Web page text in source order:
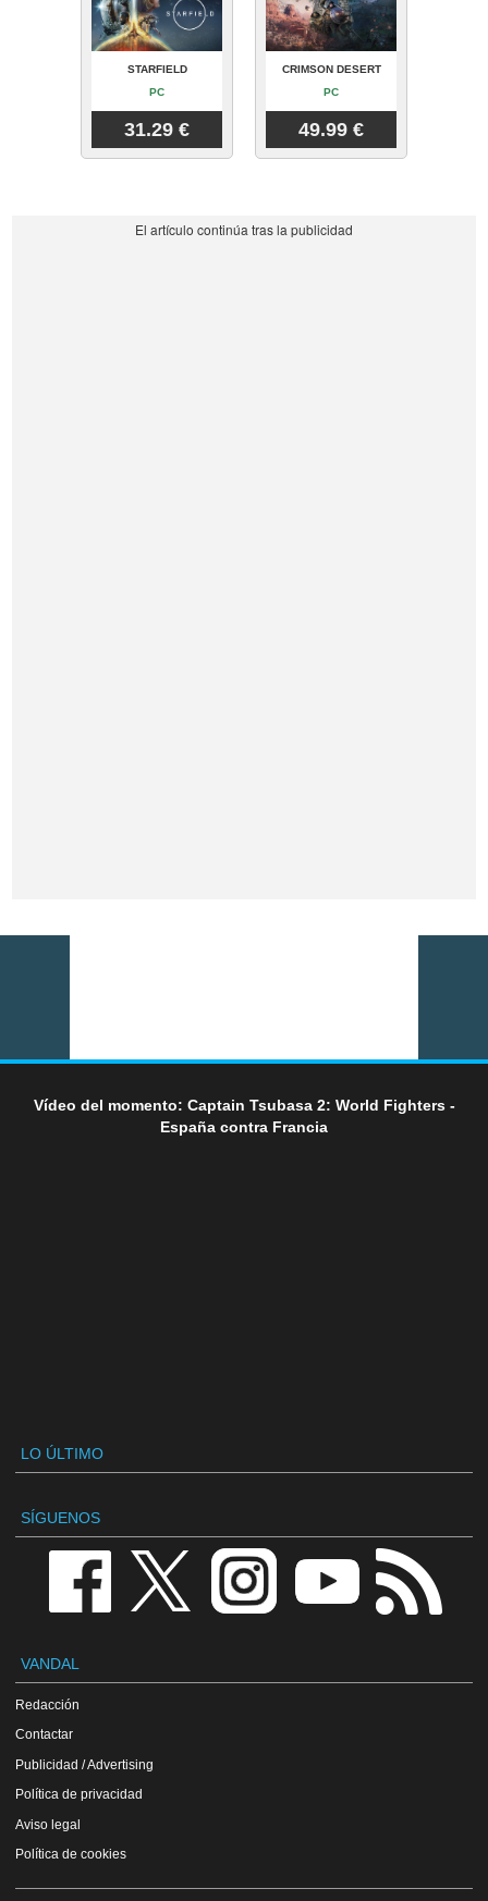
STARFIELD
PC
31.29 €
CRIMSON DESERT
PC
49.99 €
Vídeo del momento: Captain Tsubasa 2: World Fighters -
España contra Francia
LO ÚLTIMO
SÍGUENOS
VANDAL
Redacción
Contactar
Publicidad / Advertising
Política de privacidad
Aviso legal
Política de cookies